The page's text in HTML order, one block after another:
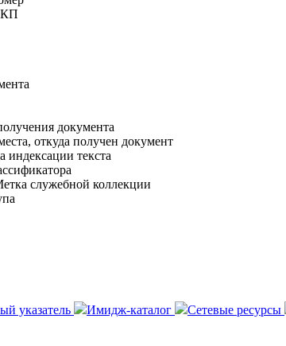
КП
документа
откуда получен документ
индексации текста
служебной коллекции
указатель Имидж-каталог
Сетевые ресурсы